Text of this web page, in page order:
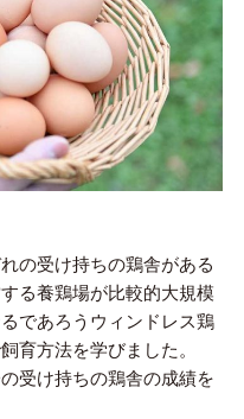
の受け持ちの鶏舎がある
る養鶏場が比較的大規模
であろうウィンドレス鶏
育方法を学びました。
受け持ちの鶏舎の成績を